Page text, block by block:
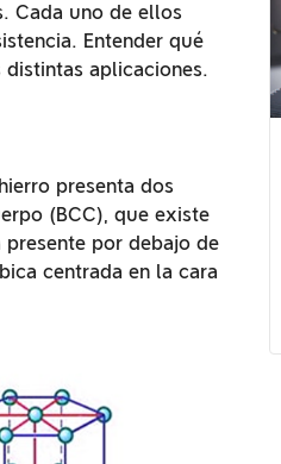
Cada uno de ellos
Entender qué
aplicaciones.
presenta dos
(BCC), que existe
por debajo de
centrada en la cara